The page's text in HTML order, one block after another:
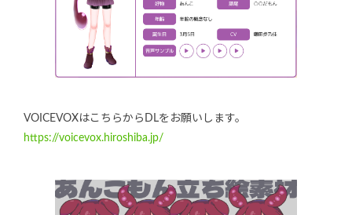
VOICEVOXはこちらからDLをお願いします。
https://voicevox.hiroshiba.jp/